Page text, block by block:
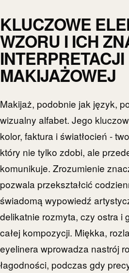
KLUCZOWE
WZORU I ICH
INTERPRETACJI
MAKIJAŻOWEJ
Makijaż, podobnie jak język,
wizualny alfabet. Jego
kolor, faktura i światłocień -
który nie tylko zdobi, ale
komunikuje. Zrozumienie
pozwala przekształcić
świadomą wypowiedź
delikatnie rozmyta, czy ostra i
całej kompozycji. Miękka,
eyelinera wprowadza nastrój
łagodności, podczas gdy